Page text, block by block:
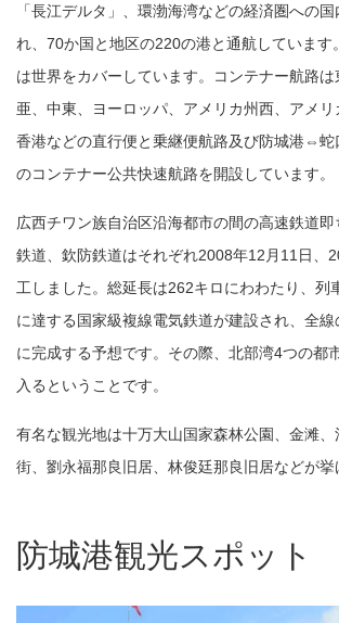
「長江デルタ」、環渤海湾などの経済圏への
れ、70か国と地区の220の港と通航しています
は世界をカバーしています。コンテナー航路
亜、中東、ヨーロッパ、アメリカ州西、アメリ
香港などの直行便と乗継便航路及び防城港⇔
のコンテナー公共快速航路を開設しています。
広西チワン族自治区沿海都市の間の高速鉄道
鉄道、欽防鉄道はそれぞれ2008年12月11日、
工しました。総延長は262キロにわわたり、列
に達する国家級複線電気鉄道が建設され、全
に完成する予想です。その際、北部湾4つの都
入るということです。
有名な観光地は十万大山国家森林公園、金滩
街、劉永福那良旧居、林俊廷那良旧居などが挙
防城港観光スポット